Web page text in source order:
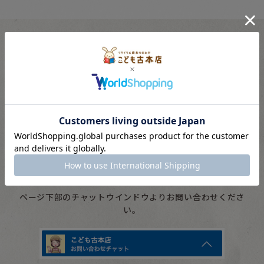
ご購入に関するご相談やお問い合わせはこちら。
スタッフが親切にお応えします。
受付
10：00 〜 16：00
※水・土・日・祝は対応をお休みいただいています。
ページ下部のチャットウインドウよりお問い合わせくださ
い。